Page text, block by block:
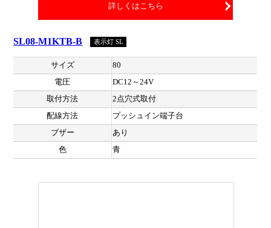
詳しくはこちら
SL08-M1KTB-B 表示灯 SL
サイズ
80
電圧
DC12～24V
取付方法
2点穴式取付
配線方法
プッシュイン端子台
ブザー
あり
色
青